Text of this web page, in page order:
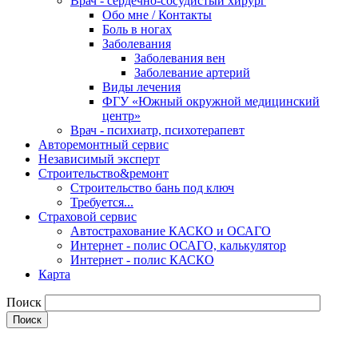
Обо мне / Контакты
Боль в ногах
Заболевания
Заболевания вен
Заболевание артерий
Виды лечения
ФГУ «Южный окружной медицинский
центр»
Врач - психиатр, психотерапевт
Авторемонтный сервис
Независимый эксперт
Строительство&ремонт
Строительство бань под ключ
Требуется...
Страховой сервис
Автострахование КАСКО и ОСАГО
Интернет - полис ОСАГО, калькулятор
Интернет - полис КАСКО
Карта
Поиск